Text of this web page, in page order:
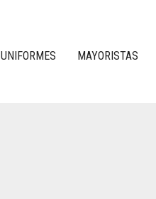
UNIFORMES MAYORISTAS